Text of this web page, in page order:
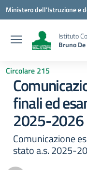
Vai ai contenuti
Vai al menu di navigazione
Vai al footer
Ministero dell'Istruzione e
Istituto
Bruno
Circolare 215
finali ed
2025-2026
Comunicazione
stato a.s. 2025-